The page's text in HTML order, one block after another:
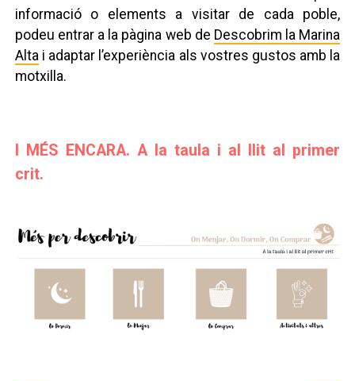
informació o elements a visitar de cada poble,
podeu entrar a la pàgina web de Descobrim la Marina
Altai adaptar l’experiència als vostres gustos amb la
motxilla.
I MÉS ENCARA. A la taula i al llit al primer
crit.